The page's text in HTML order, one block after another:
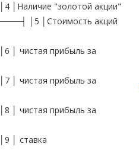
"золотой акции"
│5 │Стоимость акций
чистая прибыль за
чистая прибыль за
чистая прибыль за
│ ставка